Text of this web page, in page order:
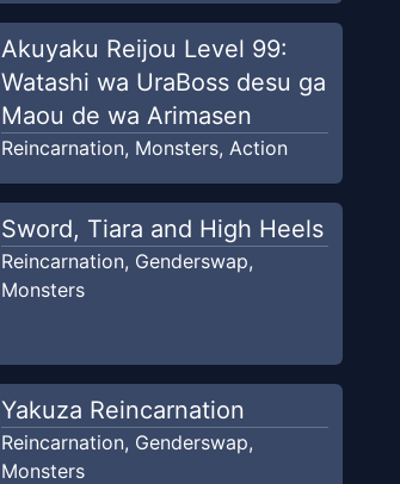
Akuyaku Reijou Level 99:
Watashi wa UraBoss desu ga
Maou de wa Arimasen
Reincarnation, Monsters, Action
Sword, Tiara and High Heels
Reincarnation, Genderswap,
Monsters
Yakuza Reincarnation
Reincarnation, Genderswap,
Monsters